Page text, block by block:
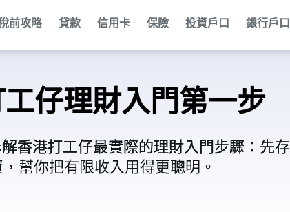
前攻略 貸款 信用卡 保險 投資戶口 銀行戶口
仔理財入門第一步
香港打工仔最實際的理財入門步驟：先存
幫你把有限收入用得更聰明。
香港打工仔最實際的理財入門步驟：先存
幫你把有限收入用得更聰明。